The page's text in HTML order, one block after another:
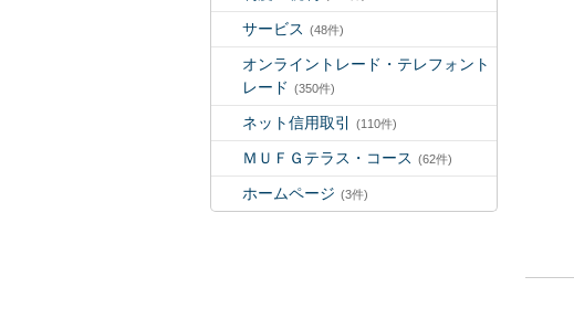
サービス (48件)
オンライントレード・テレフォント
レード (350件)
ネット信用取引 (110件)
ＭＵＦＧテラス・コース (62件)
ホームページ (3件)